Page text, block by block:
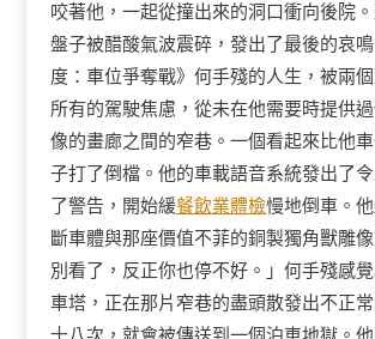
咬著他，一起從撞出來的洞口衝向後院
盤子被醋酸氣波震碎，發出了最後的哀
度：車位爭奪戰》何手殘的人生，被兩
所有的駕駛焦慮，從未在他需要時提供
像的畫廊之間的窄巷。一個看起來比他
子打了倒檔。他的車載語音系統發出了
了警告，開始緩餐飲業體檢慢地倒車。
斷車體與那座價值不菲的銅製獨角獸雕
別看了，反正你也停不好。」何手殘感
車塔，正在那片窄巷的盡頭散發出不正